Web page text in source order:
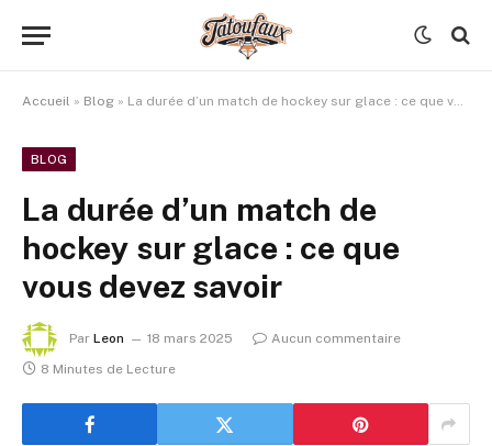
Accueil » Blog » La durée d’un match de hockey sur glace : ce que vous devez savoir
BLOG
La durée d’un match de
hockey sur glace : ce que
vous devez savoir
Par Leon 18 mars 2025
Aucun commentaire
8 Minutes de Lecture